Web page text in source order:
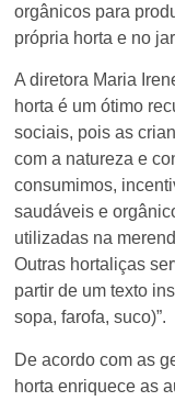
orgânicos para
própria horta e no
A diretora Maria
horta é um ótimo
sociais, pois as
com a natureza e
consumimos,
saudáveis e
utilizadas na
Outras hortaliças
partir de um texto
sopa, farofa, suco)”.
De acordo com as
horta enriquece as